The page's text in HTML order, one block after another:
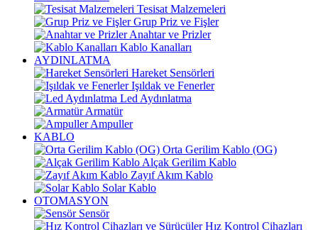
Tesisat Malzemeleri
Grup Priz ve Fişler
Anahtar ve Prizler
Kablo Kanalları
AYDINLATMA
Hareket Sensörleri
Işıldak ve Fenerler
Led Aydınlatma
Armatür
Ampuller
KABLO
Orta Gerilim Kablo (OG)
Alçak Gerilim Kablo
Zayıf Akım Kablo
Solar Kablo
OTOMASYON
Sensör
Hız Kontrol Cihazları